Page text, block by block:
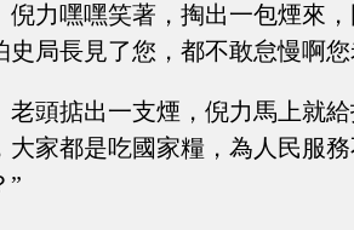
倪力嘿嘿笑著，掏出一包煙來
史局長見了您，都不敢怠慢啊
老頭掂出一支煙，倪力馬上就
大家都是吃國家糧，為人民服
”